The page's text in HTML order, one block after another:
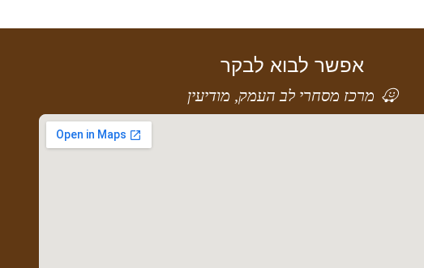
אפשר לבוא לבקר
מרכז מסחרי לב העמק, מודיעין